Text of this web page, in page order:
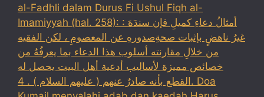
al-Fadhli dalam Durus Fi Ushul Fiqh al-
Imamiyyah (hal. 258): : أمثالُ دعاءِ كميلِ فإن سندَهَ
غيرُ ناهضٍ بإثبات صحةِصدورهِ عن المعصومِ ، لكن الفقيه
من خلالِ مقارنته أسلوب هذا الدعاء بما يعرفُهُ من
خصائص مميزة لأساليب أدعية أهل البيت يحصل له
القطع بأنه صادرٌ عنهم ( عليهم السلام ) . 4. Doa